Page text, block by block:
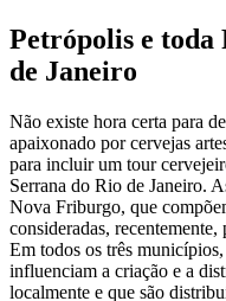
Petrópolis e toda
de Janeiro
Não existe hora certa para
apaixonado por cervejas
para incluir um tour
Serrana do Rio de Janeiro.
Nova Friburgo, que
consideradas, recentemente,
Em todos os três
influenciam a criação e a
localmente e que são